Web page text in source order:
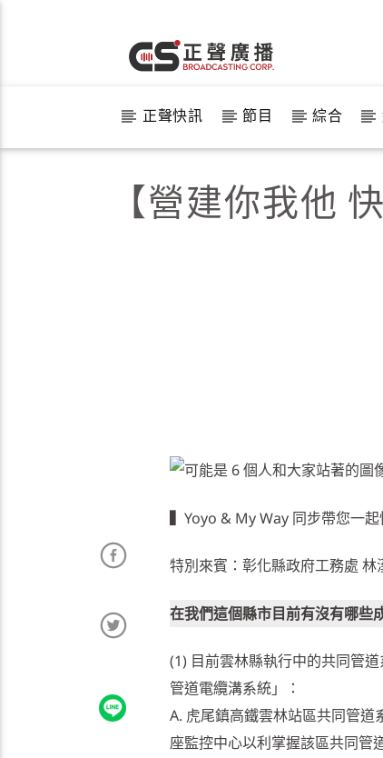
正聲快訊 節目 綜合
【營建你我他
Yoyo & My Way 同步帶您一
特別來賓：彰化縣政府工務處 林
在我們這個縣市目前有沒有哪些
(1) 目前雲林縣執行中的共同管
管道電纜溝系統」：
A. 虎尾鎮高鐵雲林站區共同管
座監控中心以利掌握該區共同管